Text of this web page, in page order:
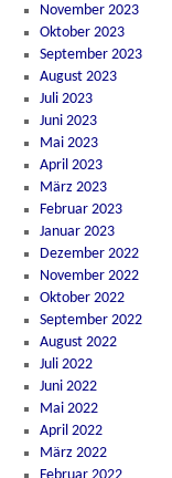
November 2023
Oktober 2023
September 2023
August 2023
Juli 2023
Juni 2023
Mai 2023
April 2023
März 2023
Februar 2023
Januar 2023
Dezember 2022
November 2022
Oktober 2022
September 2022
August 2022
Juli 2022
Juni 2022
Mai 2022
April 2022
März 2022